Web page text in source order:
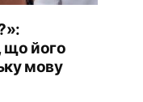
що його
мову